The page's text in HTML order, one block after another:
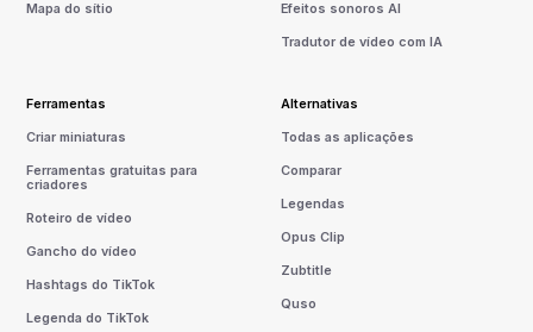
Mapa do sítio Efeitos sonoros AI
Tradutor de vídeo com IA
Ferramentas
Criar miniaturas
Ferramentas gratuitas para
criadores
Roteiro de vídeo
Gancho do vídeo
Hashtags do TikTok
Legenda do TikTok
Alternativas
Todas as aplicações
Comparar
Legendas
Opus Clip
Zubtitle
Quso